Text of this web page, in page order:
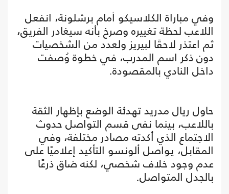
وفي مباراة الكلاسيكو أمام برشلونة، انفعل
اللاعب لحظة تغييره وصرخ بأنه سيغادر الفريق،
ثم اعتذر لاحقًا لبيريز ولعدد من الشخصيات
دون ذكر اسم المدرب، في خطوة وُصفت
داخل النادي بالمقصودة.
حاول ريال مدريد تهدئة الوضع بإظهار الثقة
باللاعب، بينما نفى قسم التواصل حدوث
الاجتماع الذي أكدته مصادر مختلفة، وفي
المقابل، يواصل ألونسو التأكيد إعلاميًا على
عدم وجود خلاف شخصي، لكنه ضاق ذرعًا
بالجدل المتواصل.